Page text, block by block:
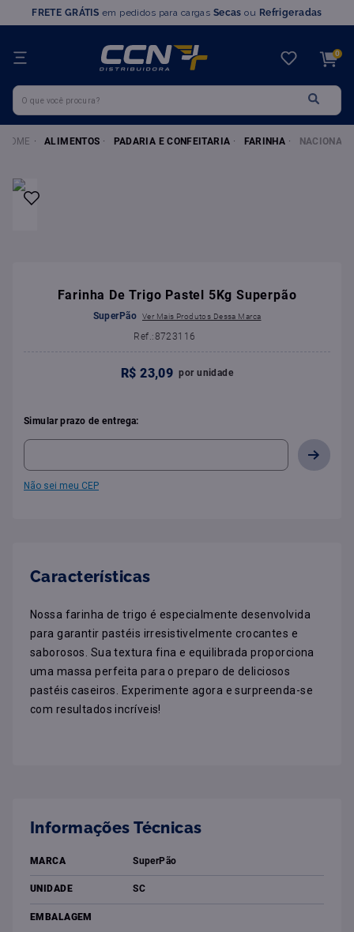
FRETE GRÁTIS em pedidos para cargas Secas ou Refrigeradas
0
O que você procura?
ALIMENTOS PADARIA E CONFEITARIA FARINHA NACIONAIS
Farinha De Trigo Pastel 5Kg Superpão
SuperPão
:8723116
R$ 23,09 porunidade
Simular prazo de entrega:
Não sei meu CEP
Características
Nossa farinha de trigo é especialmente desenvolvida
para garantir pastéis irresistivelmente crocantes e
saborosos. Sua textura fina e equilibrada proporciona
uma massa perfeita para o preparo de deliciosos
pastéis caseiros. Experimente agora e surpreenda-se
com resultados incríveis!
Informações Técnicas
MARCA SuperPão
UNIDADE SC
EMBALAGEM
TERMOS MAIS BUSCADOS
1º
farinha trigo
º
chocolate
3º
nutella
5º
farinha
ovomaltine